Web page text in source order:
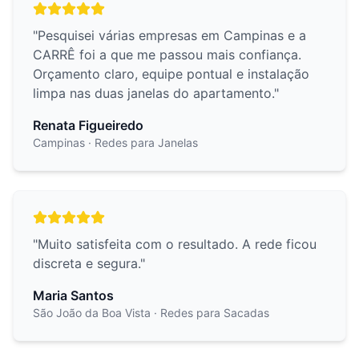
"Pesquisei várias empresas em Campinas e a
CARRÊ foi a que me passou mais confiança.
Orçamento claro, equipe pontual e instalação
limpa nas duas janelas do apartamento."
Renata Figueiredo
Campinas · Redes para Janelas
"Muito satisfeita com o resultado. A rede ficou
discreta e segura."
Maria Santos
São João da Boa Vista · Redes para Sacadas